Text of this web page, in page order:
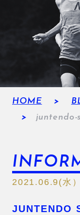
HOME
juntendo-
2021.06.9(水）
JUNTENDO